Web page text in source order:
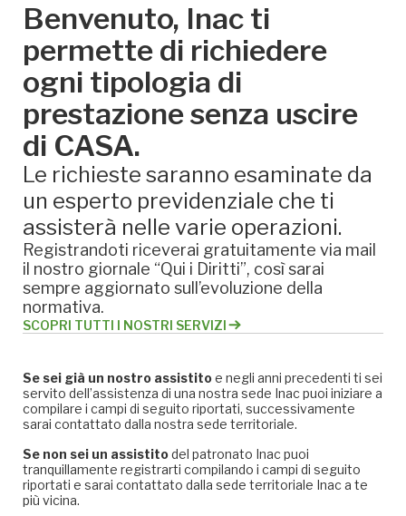
Benvenuto, Inac ti
permette di richiedere
ogni tipologia di
prestazione senza uscire
di CASA.
Le richieste saranno esaminate da
un esperto previdenziale che ti
assisterà nelle varie operazioni.
Registrandoti riceverai gratuitamente via mail
il nostro giornale “Qui i Diritti”, così sarai
sempre aggiornato sull’evoluzione della
normativa.
SCOPRI TUTTI I NOSTRI SERVIZI
Se sei già un nostro assistitoe negli anni precedenti ti sei
servito dell’assistenza di una nostra sede Inac puoi iniziare a
compilare i campi di seguito riportati, successivamente
sarai contattato dalla nostra sede territoriale.
Se non sei un assistitodel patronato Inac puoi
tranquillamente registrarti compilando i campi di seguito
riportati e sarai contattato dalla sede territoriale Inac a te
più vicina.